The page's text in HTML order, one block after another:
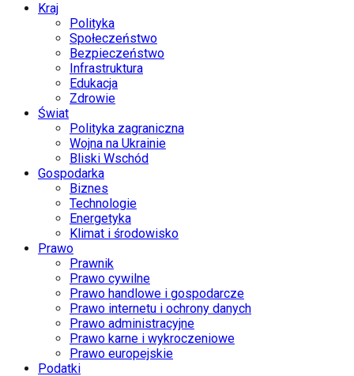
Kraj
Polityka
Społeczeństwo
Bezpieczeństwo
Infrastruktura
Edukacja
Zdrowie
Świat
Polityka zagraniczna
Wojna na Ukrainie
Bliski Wschód
Gospodarka
Biznes
Technologie
Energetyka
Klimat i środowisko
Prawo
Prawnik
Prawo cywilne
Prawo handlowe i gospodarcze
Prawo internetu i ochrony danych
Prawo administracyjne
Prawo karne i wykroczeniowe
Prawo europejskie
Podatki